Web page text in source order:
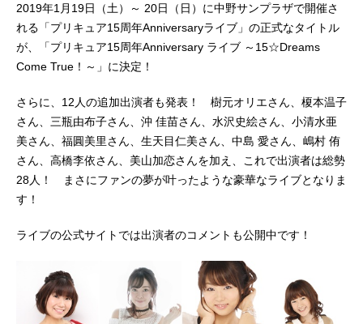
2019年1月19日（土）～ 20日（日）に中野サンプラザで開催さ
れる「プリキュア15周年Anniversaryライブ」の正式なタイトル
が、「プリキュア15周年Anniversary ライブ ～15☆Dreams
Come True！～」に決定！
さらに、12人の追加出演者も発表！ 樹元オリエさん、榎本温子
さん、三瓶由布子さん、沖 佳苗さん、水沢史絵さん、小清水亜
美さん、福圓美里さん、生天目仁美さん、中島 愛さん、嶋村 侑
さん、高橋李依さん、美山加恋さんを加え、これで出演者は総勢
28人！ まさにファンの夢が叶ったような豪華なライブとなりま
す！
ライブの公式サイトでは出演者のコメントも公開中です！